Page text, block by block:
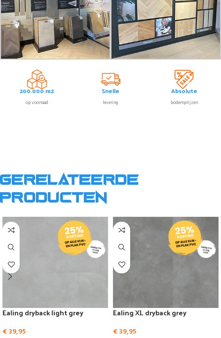
200.000 m2
op voorraad
Snelle
levering
Absolute
bodemprijzen
Gerelateerde
producten
Ealing dryback light grey
€39,95
Ealing XL dryback grey
€39,95